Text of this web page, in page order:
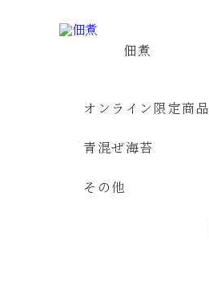
佃煮
オンライン限定商品
青混ぜ海苔
その他